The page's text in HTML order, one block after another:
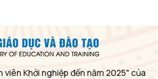
Khởi nghiệp đến năm 2025" của